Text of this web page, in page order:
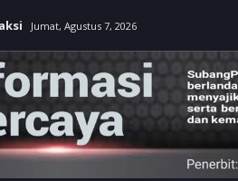
Jumat, Agustus 7, 2026